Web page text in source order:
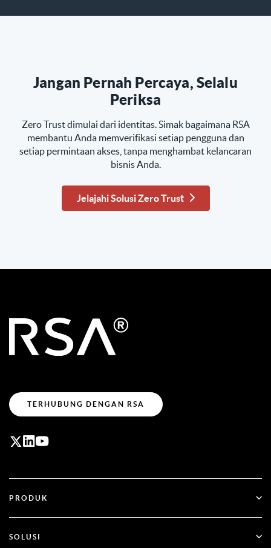
Jangan Pernah Percaya, Selalu
Periksa
Zero Trust dimulai dari identitas. Simak bagaimana RSA
membantu Anda memverifikasi setiap pengguna dan
setiap permintaan akses, tanpa menghambat kelancaran
bisnis Anda.
Jelajahi Solusi Zero Trust
TERHUBUNG DENGAN RSA
PRODUK
SOLUSI